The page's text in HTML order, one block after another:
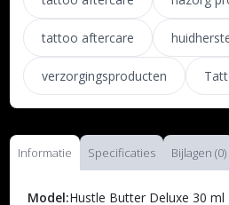
tattoo aftercare
verzorgingsproducten
Informatie Specificaties Bijlagen (0)
Model:Hustle Butter Deluxe 30 ml